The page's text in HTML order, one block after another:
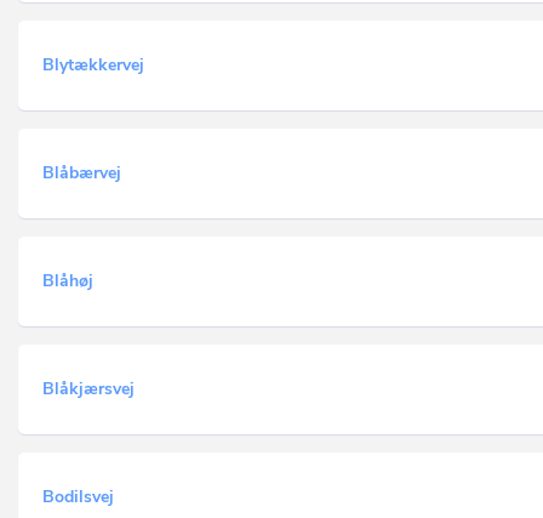
Blytækkervej
Blåbærvej
Blåhøj
Blåkjærsvej
Bodilsvej